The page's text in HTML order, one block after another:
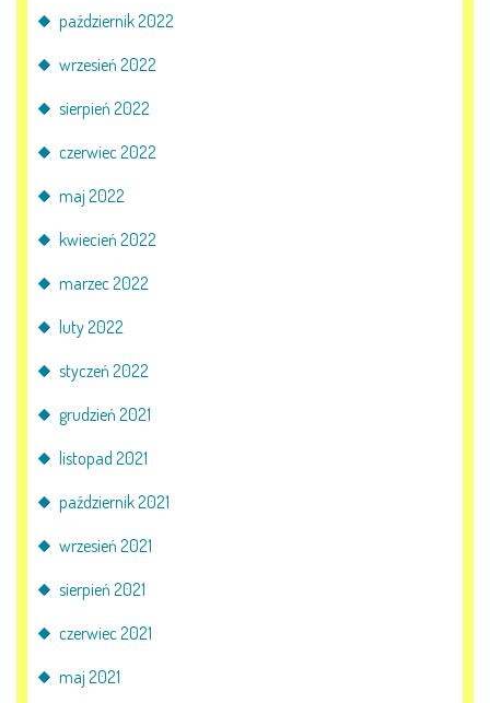
październik 2022
wrzesień 2022
sierpień 2022
czerwiec 2022
maj 2022
kwiecień 2022
marzec 2022
luty 2022
styczeń 2022
grudzień 2021
listopad 2021
październik 2021
wrzesień 2021
sierpień 2021
czerwiec 2021
maj 2021